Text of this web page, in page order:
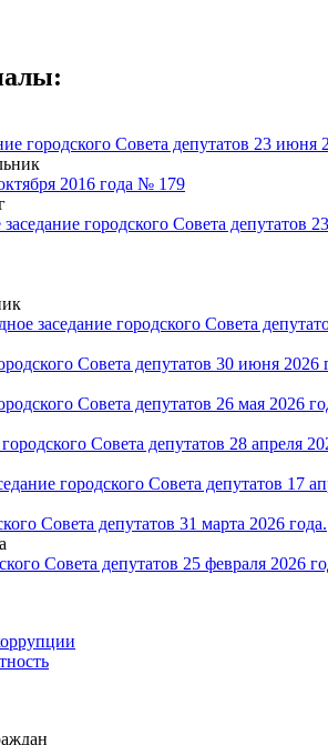
городского Совета депутатов 23 июня
2016 года № 179
городского Совета депутатов
заседание городского Совета
Совета депутатов 30 июня 2026
Совета депутатов 26 мая 2026
Совета депутатов 28 апреля
городского Совета депутатов 17
Совета депутатов 31 марта 2026 года.
Совета депутатов 25 февраля 2026